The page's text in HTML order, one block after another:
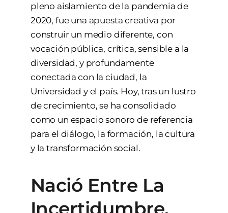
pleno aislamiento de la pandemia de
2020, fue una apuesta creativa por
construir un medio diferente, con
vocación pública, crítica, sensible a la
diversidad, y profundamente
conectada con la ciudad, la
Universidad y el país. Hoy, tras un lustro
de crecimiento, se ha consolidado
como un espacio sonoro de referencia
para el diálogo, la formación, la cultura
y la transformación social.
Nació Entre La
Incertidumbre,